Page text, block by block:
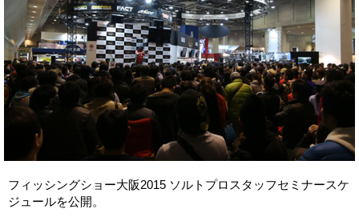
フィッシングショー大阪2015 ソルトプロスタッフセミナースケ
ジュールを公開。